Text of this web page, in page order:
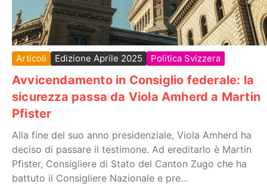
Articoli Edizione Aprile 2025 Politica Svizzera
Avvicendamento in Consiglio federale: la
sicurezza passa da Viola Amherd a Martin
Pfister
Alla fine del suo anno presidenziale, Viola Amherd ha
deciso di passare il testimone. Ad ereditarlo è Martin
Pfister, Consigliere di Stato del Canton Zugo che ha
battuto il Consigliere Nazionale e pre...